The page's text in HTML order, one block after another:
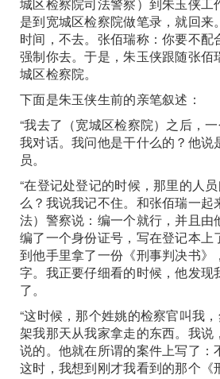
是到宽城区检察院做笔录，就回来
时间，不去。张佰瑞称：你要不配
强制你去。于是，朱玉侠跟随张佰
城区检察院。
下面是朱玉侠生前的亲笔叙述：
“我去了（宽城区检察院）之后，
我对话。我问他是干什么的？他说
员。
“在登记处登记的时候，那里的人
么？我说我记不住。和张佰瑞一起
法）警察说：编一个就行，并且由
编了一个身份证号，写在登记本上
到他手里拿了一份《刑事判决书》
字。我正要仔细看的时候，他发现
了。
“这时候，那个姓姚的检察官叫我
架我那天从我家拿走的东西。我说
说的。他就在所谓的案件上写了：
这时，我想到刚才我看到的那个《